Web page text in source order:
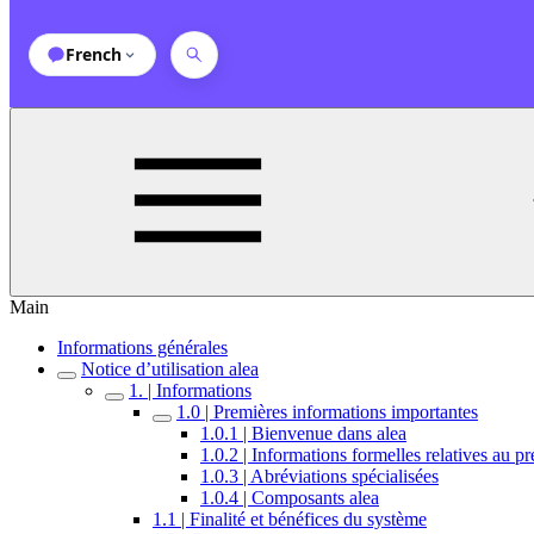
French
Main
Informations générales
Notice d’utilisation alea
1. | Informations
1.0 | Premières informations importantes
1.0.1 | Bienvenue dans alea
1.0.2 | Informations formelles relatives au
1.0.3 | Abréviations spécialisées
1.0.4 | Composants alea
1.1 | Finalité et bénéfices du système